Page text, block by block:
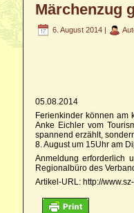
Märchenzug
6. August 2014 |
05.08.2014
Ferienkinder können am
Anke Eichler vom
spannend erzählt,
8. August um 15Uhr am
Anmeldung erforderlich
Regionalbüro des
Artikel-URL: http://